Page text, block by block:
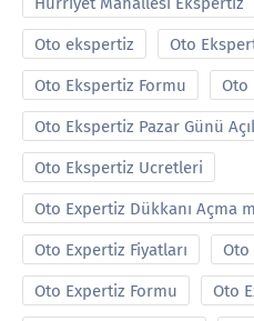
Oto ekspertiz Oto
Oto Ekspertiz Formu Oto
Oto Ekspertiz Pazar Günü
Oto Ekspertiz Ucretleri
Oto Expertiz Dükkanı Açma
Oto Expertiz Fiyatları Oto
Oto Expertiz Formu Oto